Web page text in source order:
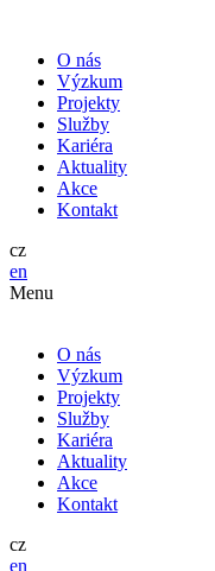
O nás
Výzkum
Projekty
Služby
Kariéra
Aktuality
Akce
Kontakt
cz
en
Menu
O nás
Výzkum
Projekty
Služby
Kariéra
Aktuality
Akce
Kontakt
cz
en